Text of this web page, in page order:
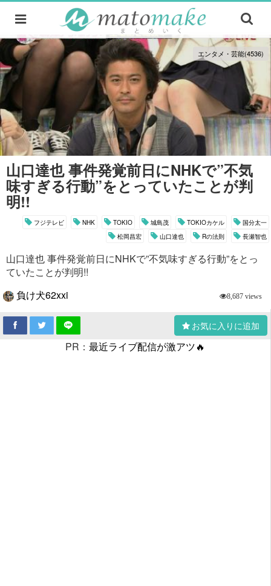
エンタメ・芸能(4536)
山口達也 事件発覚前日にNHKで”不気
味すぎる行動”をとっていたことが判
明!!
フジテレビ NHK TOKIO 城島茂 TOKIOカケル
国分太一
松岡昌宏
山口達也 Rの法則 長瀬智也
山口達也 事件発覚前日にNHKで”不気味すぎる行動”をとっ
ていたことが判明!!
負け犬62xxi
8,687 views
お気に入りに追加
PR： 最近ライブ配信が激アツ🔥